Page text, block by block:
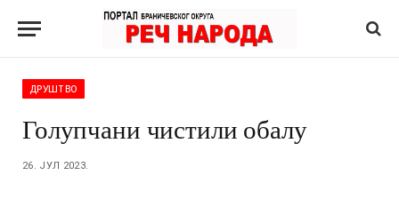
ДРУШТВО
Голупчани чистили обалу
26. ЈУЛ 2023.